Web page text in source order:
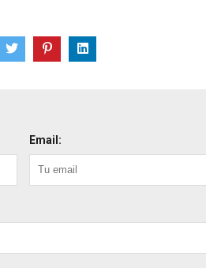
Email: